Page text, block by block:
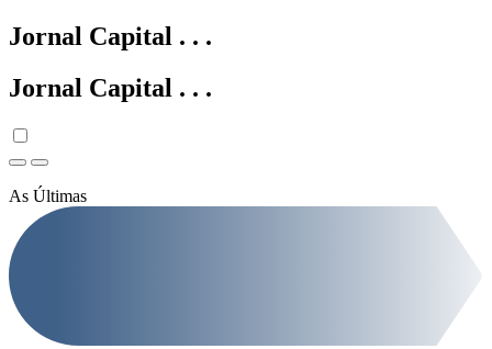
Jornal Capital . . .
Jornal Capital . . .
As Últimas